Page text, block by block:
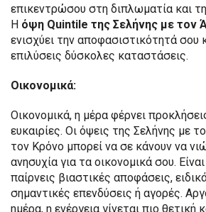
επικεντρώσου στη διπλωματία και
Η όψη Quintile της Σελήνης με τον
ενισχύει την αποφασιστικότητά σου
επιλύσεις δύσκολες καταστάσεις.
Οικονομικά:
Οικονομικά, η μέρα φέρνει
ευκαιρίες. Οι όψεις της Σελήνης με
τον Κρόνο μπορεί να σε κάνουν να
ανησυχία για τα οικονομικά σου.
παίρνεις βιαστικές αποφάσεις,
σημαντικές επενδύσεις ή αγορές.
ημέρα, η ενέργεια γίνεται πιο θετική